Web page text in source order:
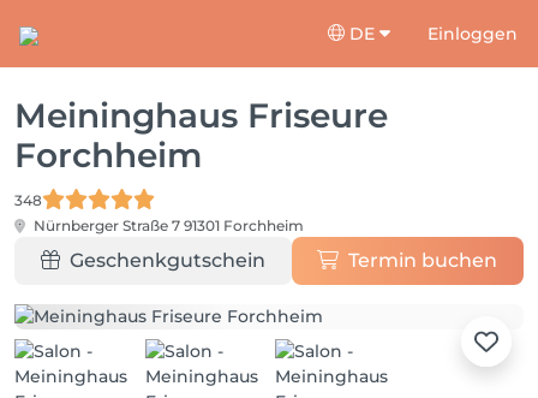
DE Einloggen
Meininghaus Friseure
Forchheim
348
Nürnberger Straße 7 91301 Forchheim
Geschenkgutschein Termin buchen